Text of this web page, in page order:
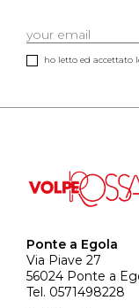
ho letto ed accettato
Ponte a Egola
Via Piave 27
56024 Ponte a
Tel. 0571498228